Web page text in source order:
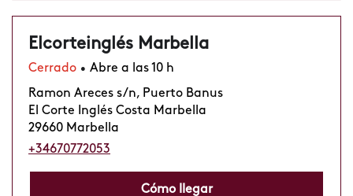
Elcorteinglés Marbella
Cerrado • Abre a las 10 h
Ramon Areces s/n, Puerto Banus
El Corte Inglés Costa Marbella
29660 Marbella
+34670772053
Cómo llegar